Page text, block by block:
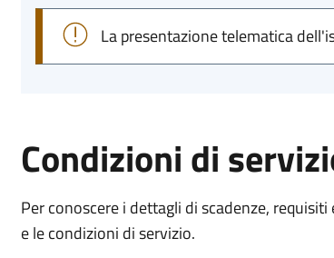
La presentazione telematica
Condizioni di
Per conoscere i dettagli di scadenze,
e le condizioni di servizio.